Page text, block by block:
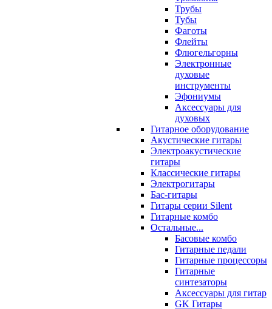
Трубы
Тубы
Фаготы
Флейты
Флюгельгорны
Электронные
духовые
инструменты
Эфониумы
Аксессуары для
духовых
Гитарное оборудование
Акустические гитары
Электроакустические
гитары
Классические гитары
Электрогитары
Бас-гитары
Гитары серии Silent
Гитарные комбо
Остальные...
Басовые комбо
Гитарные педали
Гитарные процессоры
Гитарные
синтезаторы
Аксессуары для гитар
GK Гитары